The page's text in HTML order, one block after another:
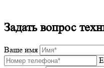
Задать вопрос
Ваше имя